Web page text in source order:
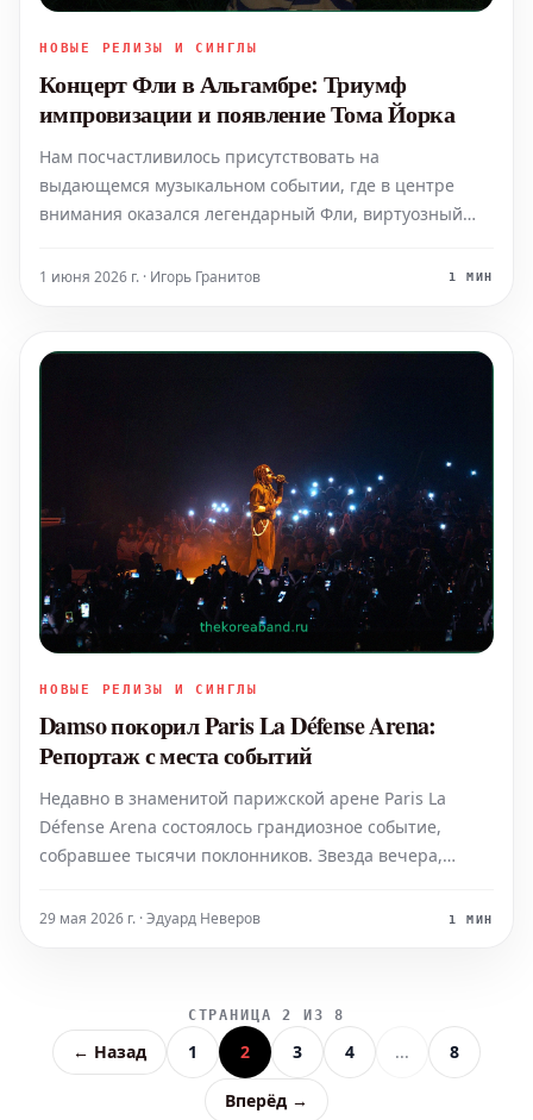
НОВЫЕ РЕЛИЗЫ И СИНГЛЫ
Концерт Фли в Альгамбре: Триумф
импровизации и появление Тома Йорка
Нам посчастливилось присутствовать на
выдающемся музыкальном событии, где в центре
внимания оказался легендарный Фли, виртуозный
историческом парижском зале Альгамбра. Вечер был
1 июня 2026 г. · Игорь Гранитов 1 МИН
НОВЫЕ РЕЛИЗЫ И СИНГЛЫ
Damso покорил Paris La Défense Arena:
Репортаж с места событий
Недавно в знаменитой парижской арене Paris La
Défense Arena состоялось грандиозное событие,
собравшее тысячи поклонников. Звезда вечера,
зрителей в незабываемую атмосферу своего
29 мая 2026 г. · Эдуард Неверов 1 МИН
СТРАНИЦА 2 ИЗ 8
← Назад 1 2 3 4 ... 8
Вперёд →